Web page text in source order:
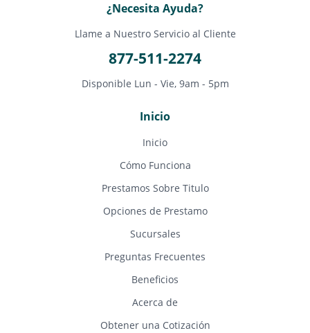
¿Necesita Ayuda?
Llame a Nuestro Servicio al Cliente
877-511-2274
Disponible Lun - Vie, 9am - 5pm
Inicio
Inicio
Cómo Funciona
Prestamos Sobre Titulo
Opciones de Prestamo
Sucursales
Preguntas Frecuentes
Beneficios
Acerca de
Obtener una Cotización